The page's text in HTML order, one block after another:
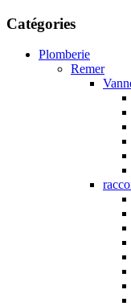
Catégories
Plomberie
Remer